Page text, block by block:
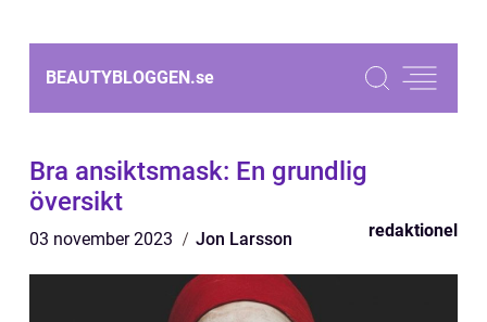
BEAUTYBLOGGEN.se
Bra ansiktsmask: En grundlig
översikt
03 november 2023 Jon Larsson redaktionel